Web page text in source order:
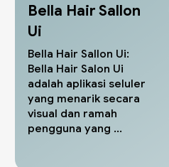
Bella Hair Sallon
Ui
Bella Hair Sallon Ui:
Bella Hair Salon Ui
adalah aplikasi seluler
yang menarik secara
visual dan ramah
pengguna yang ...